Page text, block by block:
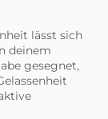
lässt sich
deinem
gesegnet,